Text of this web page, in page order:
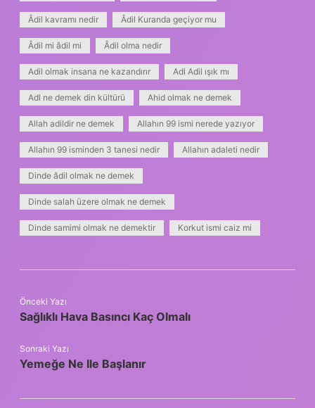
Âdil kavramı nedir Âdil Kuranda geçiyor mu
Âdil mi âdil mi Âdil olma nedir
Adil olmak insana ne kazandırır Adl Adil ışık mı
Adl ne demek din kültürü Ahid olmak ne demek
Allah adildir ne demek Allahın 99 ismi nerede yazıyor
Allahın 99 isminden 3 tanesi nedir Allahın adaleti nedir
Dinde âdil olmak ne demek
Dinde salah üzere olmak ne demek
Dinde samimi olmak ne demektir Korkut ismi caiz mi
Önceki Yazı
Sağlıklı Hava Basıncı Kaç Olmalı
Sonraki Yazı
Yemeğe Ne Ile Başlanır